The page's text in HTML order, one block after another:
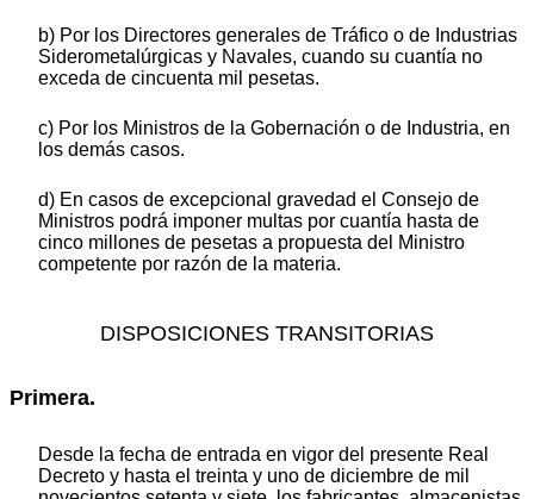
b) Por los Directores generales de Tráfico o de Industrias
Siderometalúrgicas y Navales, cuando su cuantía no
exceda de cincuenta mil pesetas.
c) Por los Ministros de la Gobernación o de Industria, en
los demás casos.
d) En casos de excepcional gravedad el Consejo de
Ministros podrá imponer multas por cuantía hasta de
cinco millones de pesetas a propuesta del Ministro
competente por razón de la materia.
DISPOSICIONES TRANSITORIAS
Primera.
Desde la fecha de entrada en vigor del presente Real
Decreto y hasta el treinta y uno de diciembre de mil